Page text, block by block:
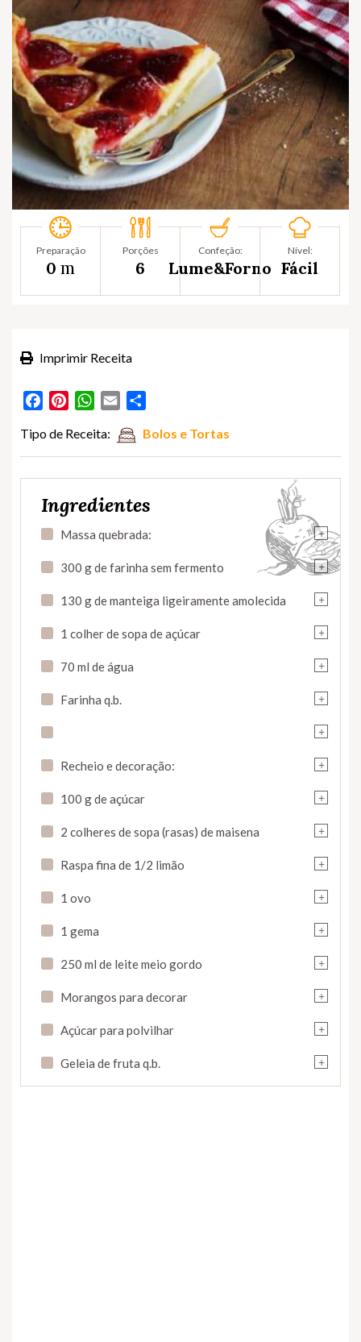
Preparação
0 m
Porções
6
Confeção:
Lume&Forno
Nível:
Fácil
Imprimir Receita
FacebookPinterestWhatsApp
Email
Tipo de Receita: Bolos e Tortas
Ingredientes
+
Massa quebrada:
+
300 g de farinha sem fermento
+
130 g de manteiga ligeiramente amolecida
+
1 colher de sopa de açúcar
+
70 ml de água
+
Farinha q.b.
+
+
Recheio e decoração:
+
100 g de açúcar
+
2 colheres de sopa (rasas) de maisena
+
Raspa fina de 1/2 limão
+
1 ovo
+
1 gema
+
250 ml de leite meio gordo
+
Morangos para decorar
+
Açúcar para polvilhar
+
Geleia de fruta q.b.